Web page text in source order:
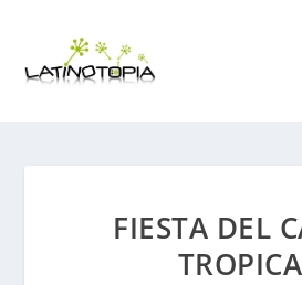
FIESTA DEL